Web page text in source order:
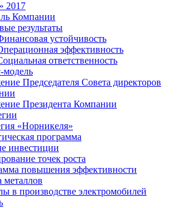
2017
Компании
результаты
устойчивость
эффективность
ответственность
модель
Председателя Совета директоров
Президента Компании
«Норникеля»
программа
инвестиции
точек роста
повышения эффективности
в производстве электромобилей